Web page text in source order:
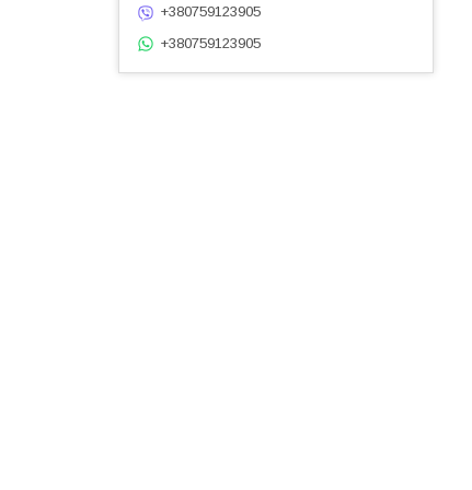
+380759123905
+380759123905